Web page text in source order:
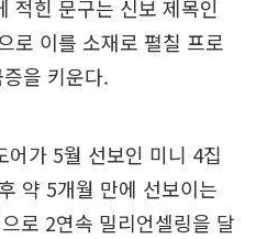
적힌 문구는 신보 제목인
로 이를 소재로 펼칠 프로
을 키운다.
어가 5월 선보인 미니 4집
약 5개월 만에 선보이는
로 2연속 밀리언셀링을 달